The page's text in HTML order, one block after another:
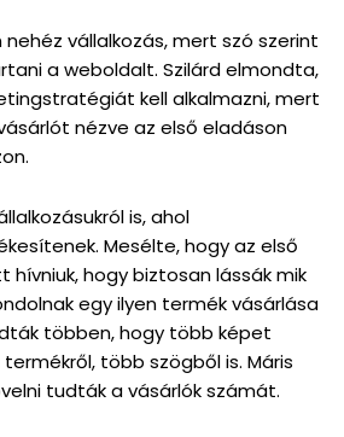
vállalkozás, mert szó szerint
a weboldalt. Szilárd elmondta,
kell alkalmazni, mert
nézve az első eladáson
is, ahol
Mesélte, hogy az első
hívniuk, hogy biztosan lássák mik
egy ilyen termék vásárlása
többen, hogy több képet
több szögből is. Máris
tudták a vásárlók számát.